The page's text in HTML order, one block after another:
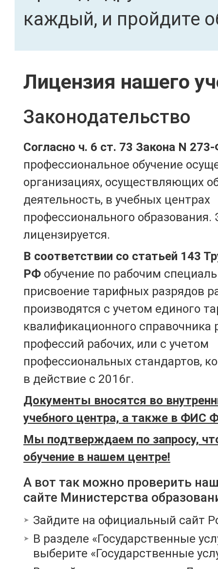
каждый, и пройдите
Лицензия нашего
Законодательство
Согласно ч. 6 ст. 73 Закона N
профессиональное обучение
организациях, осуществляющих
деятельность, в учебных центрах
профессионального образования.
лицензируется.
В соответствии со статьей 143
РФ обучение по рабочим
присвоение тарифных разрядов
производятся с учетом единого
квалификационного справочника
профессий рабочих, или с учетом
профессиональных стандартов,
в действие с 2016г.
Документы вносятся во
учебного центра, а также в ФИС
Мы подтверждаем по запросу,
обучение в нашем центре!
А вот так можно проверить
сайте Министерства
Зайдите на официальный сайт
В разделе «Государственные
выберите «Государственные